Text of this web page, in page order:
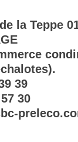
la Teppe
39
30